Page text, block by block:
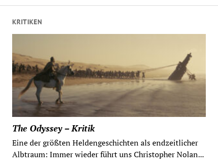
KRITIKEN
The Odyssey – Kritik
Eine der größten Heldengeschichten als endzeitlicher
Albtraum: Immer wieder führt uns Christopher Nolan...